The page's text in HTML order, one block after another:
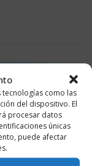
tecnologías como las
del dispositivo. El
procesar datos
únicas
puede afectar